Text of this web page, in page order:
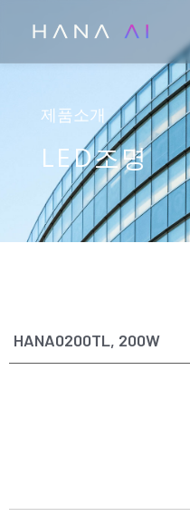
츠
제품소개
LED조명
HANA0200TL, 200W